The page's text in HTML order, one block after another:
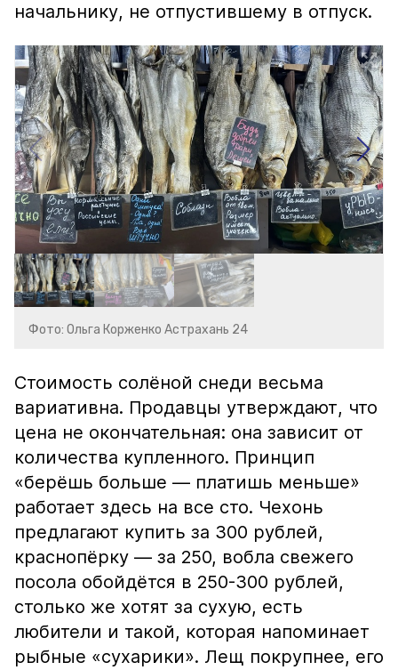
начальнику, не отпустившему в отпуск.
Фото: Ольга Корженко Астрахань 24
Стоимость солёной снеди весьма
вариативна. Продавцы утверждают, что
цена не окончательная: она зависит от
количества купленного. Принцип
«берёшь больше — платишь меньше»
работает здесь на все сто. Чехонь
предлагают купить за 300 рублей,
краснопёрку — за 250, вобла свежего
посола обойдётся в 250-300 рублей,
столько же хотят за сухую, есть
любители и такой, которая напоминает
рыбные «сухарики». Лещ покрупнее, его